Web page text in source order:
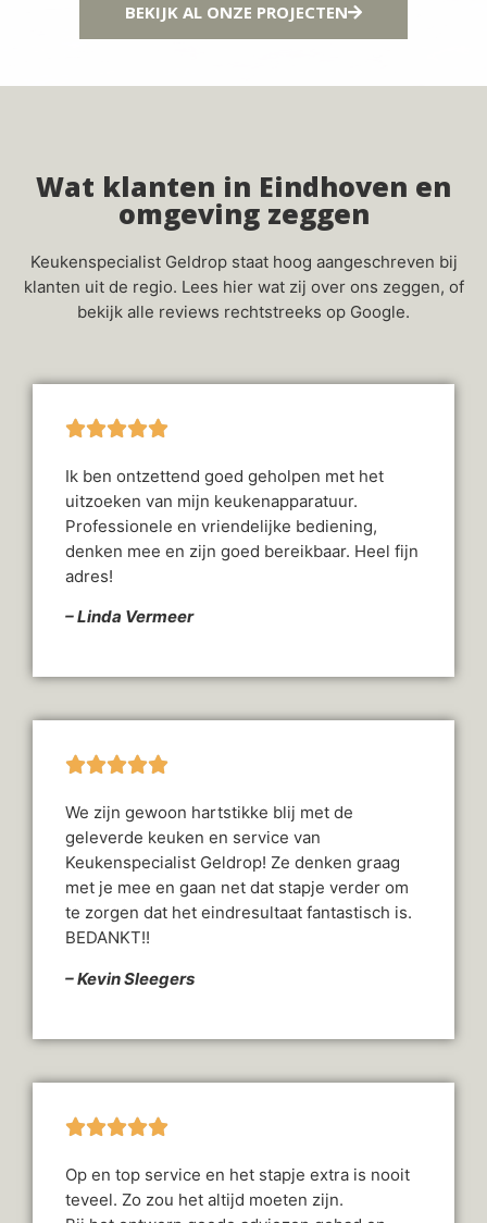
BEKIJK AL ONZE PROJECTEN
Wat klanten in Eindhoven en
omgeving zeggen
Keukenspecialist Geldrop staat hoog aangeschreven bij
klanten uit de regio. Lees hier wat zij over ons zeggen, of
bekijk alle reviews rechtstreeks op Google.
Ik ben ontzettend goed geholpen met het
uitzoeken van mijn keukenapparatuur.
Professionele en vriendelijke bediening,
denken mee en zijn goed bereikbaar. Heel fijn
adres!
– Linda Vermeer
We zijn gewoon hartstikke blij met de
geleverde keuken en service van
Keukenspecialist Geldrop! Ze denken graag
met je mee en gaan net dat stapje verder om
te zorgen dat het eindresultaat fantastisch is.
BEDANKT!!
– Kevin Sleegers
Op en top service en het stapje extra is nooit
teveel. Zo zou het altijd moeten zijn.